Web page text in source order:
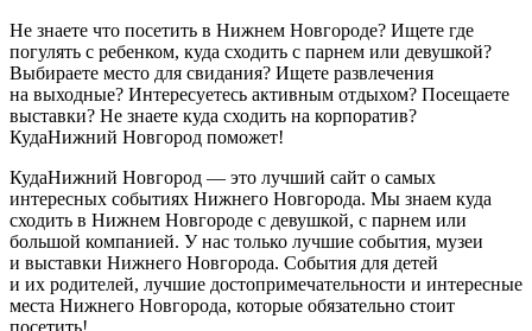
Не знаете что посетить в Нижнем Новгороде? Ищете где
погулять с ребенком, куда сходить с парнем или девушкой?
Выбираете место для свидания? Ищете развлечения
на выходные? Интересуетесь активным отдыхом? Посещаете
выставки? Не знаете куда сходить на корпоратив?
КудаНижний Новгород поможет!
КудаНижний Новгород — это лучший сайт о самых
интересных событиях Нижнего Новгорода. Мы знаем куда
сходить в Нижнем Новгороде с девушкой, с парнем или
большой компанией. У нас только лучшие события, музеи
и выставки Нижнего Новгорода. События для детей
и их родителей, лучшие достопримечательности и интересные
места Нижнего Новгорода, которые обязательно стоит
посетить!